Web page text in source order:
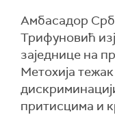
Амбасадор
Трифуновић
заједнице на
Метохија
притисцима и